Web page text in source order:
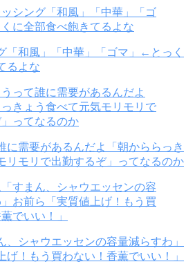
「和風」「中華」「ゴマ」←とっく
るよな
に需要があるんだよ「朝かららっき
リモリで出勤するぞ」ってなるのか
、シャウエッセンの容量減らすわ」
げ！もう買わない！香薫でいい！」